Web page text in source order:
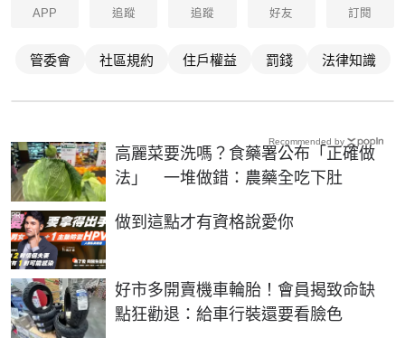
APP 追蹤 追蹤 好友 訂閱
管委會 社區規約 住戶權益 罰錢 法律知識
高麗菜要洗嗎？食藥署公布「正確做
法」 一堆做錯：農藥全吃下肚
做到這點才有資格說愛你
PR
好市多開賣機車輪胎！會員揭致命缺
點狂勸退：給車行裝還要看臉色
Recommended by